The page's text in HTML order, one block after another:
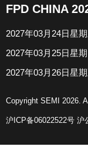
FPD CHINA
2027年03月24日星
2027年03月25日星
2027年03月26日星
Copyright SEMI 2026.
沪ICP备06022522号 沪